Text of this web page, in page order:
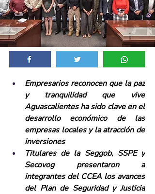
Empresarios reconocen que la paz
y tranquilidad que vive
Aguascalientes ha sido clave en el
desarrollo económico de las
empresas locales y la atracción de
inversiones
Titulares de la Seggob, SSPE y
Secovog presentaron a
integrantes del CCEA los avances
del Plan de Seguridad y Justicia